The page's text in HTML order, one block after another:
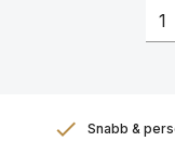
Snabb &